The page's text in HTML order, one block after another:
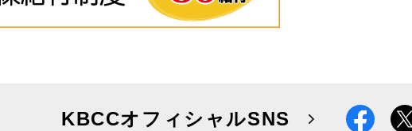
KBCCオフィシャルSNS